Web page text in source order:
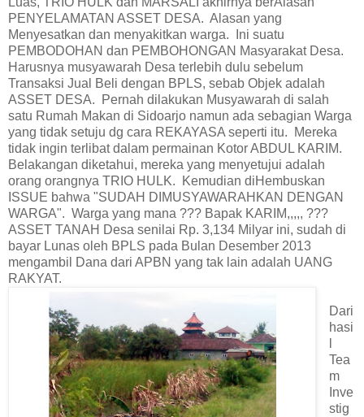
PENYELAMATAN ASSET DESA. Alasan yang
Menyesatkan dan menyakitkan warga. Ini suatu
PEMBODOHAN dan PEMBOHONGAN Masyarakat Desa.
Harusnya musyawarah Desa terlebih dulu sebelum
Transaksi Jual Beli dengan BPLS, sebab Objek adalah
ASSET DESA. Pernah dilakukan Musyawarah di salah
satu Rumah Makan di Sidoarjo namun ada sebagian Warga
yang tidak setuju dg cara REKAYASA seperti itu. Mereka
tidak ingin terlibat dalam permainan Kotor ABDUL KARIM.
Belakangan diketahui, mereka yang menyetujui adalah
orang orangnya TRIO HULK. Kemudian diHembuskan
ISSUE bahwa "SUDAH DIMUSYAWARAHKAN DENGAN
WARGA". Warga yang mana ??? Bapak KARIM,,,,, ???
ASSET TANAH Desa senilai Rp. 3,134 Milyar ini, sudah di
bayar Lunas oleh BPLS pada Bulan Desember 2013
mengambil Dana dari APBN yang tak lain adalah UANG
RAKYAT.
Dari
hasi
Tea
m
Inve
stig